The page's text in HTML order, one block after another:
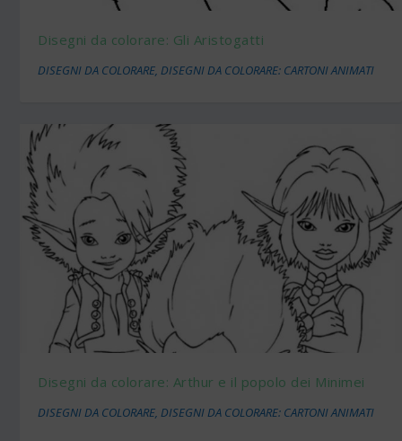
Disegni da colorare: Gli Aristogatti
DISEGNI DA COLORARE,DISEGNI DA COLORARE: CARTONI ANIMATI
Disegni da colorare: Arthur e il popolo dei Minimei
DISEGNI DA COLORARE,DISEGNI DA COLORARE: CARTONI ANIMATI